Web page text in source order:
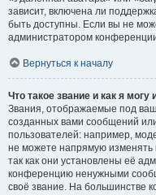
зависит, включена ли
быть доступны. Если вы не
администратором
Вернуться к началу
Что такое звание и как я могу
Звания, отображаемые под
созданных вами сообщений
пользователей: например,
не можете напрямую
так как они установлены её
конференцию ненужными
своё звание. На большинстве